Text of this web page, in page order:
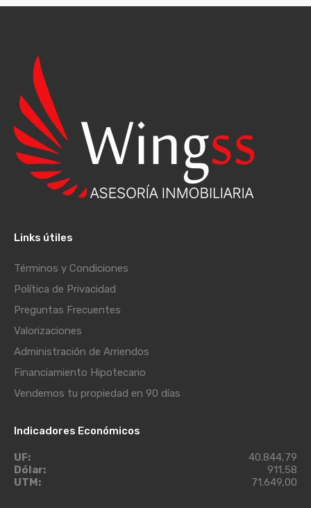
Links útiles
Términos y Condiciones
Política de Privacidad
Preguntas Frecuentes
Valorizaciones
Administración de Arriendos
Financiamiento Hipotecario
Vendemos tu propiedad en 90 días
Indicadores Económicos
UF:
40.844,79
Dólar:
911,58
UTM:
71.649,00